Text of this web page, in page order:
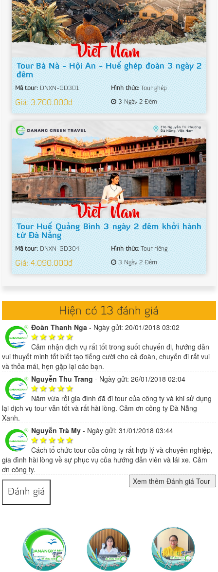
Tour Bà Nà - Hội An - Huế ghép đoàn 3 ngày 2
đêm
Mã tour: DNXN-GD301 Hình thức:Tour ghép
Giá: 3.700.000đ 3 Ngày 2 Đêm
Tour Huế Quảng Bình 3 ngày 2 đêm khởi hành
từ Đà Nẵng
Mã tour: DNXN-GD304 Hình thức:Tour riêng
Giá: 4.090.000đ 3 Ngày 2 Đêm
Hiện có 13 đánh giá
Đoàn Thanh Nga - Ngày gửi: 20/01/2018 03:02
Cảm nhận dịch vụ rất tốt trong suốt chuyến đi, hướng dẫn
vui thuyết minh tốt biết tạo tiếng cười cho cả đoàn, chuyến đi rất vui
và thỏa mái, hẹn gặp lại các bạn.
Nguyễn Thu Trang - Ngày gửi: 26/01/2018 02:04
Năm vừa rồi gia đình đã đi tour của công ty và khi sử dụng
lại dịch vụ tour vẫn tốt và rất hài lòng. Cảm ơn công ty Đà Nẵng
Xanh.
Nguyễn Trà My - Ngày gửi: 31/01/2018 03:44
Cách tổ chức tour của công ty rất hợp lý và chuyên nghiệp,
gia đình hài lòng về sự phục vụ của hướng dẫn viên và lái xe. Cảm
ơn công ty.
Đánh giá